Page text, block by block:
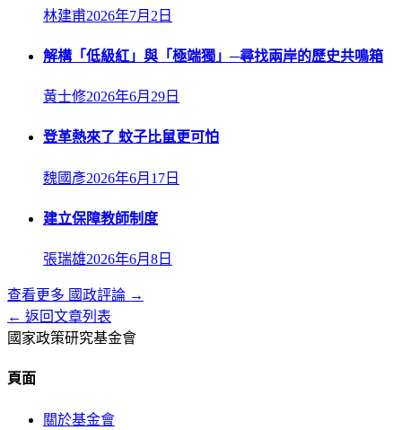
林建甫2026年7月2日
解構「低級紅」與「極端獨」─尋找兩岸的歷史共鳴箱
黃士修2026年6月29日
登革熱來了 蚊子比鼠更可怕
魏國彥2026年6月17日
建立保障教師制度
張瑞雄2026年6月8日
查看更多 國政評論 →
← 返回文章列表
國家政策研究基金會
頁面
關於基金會